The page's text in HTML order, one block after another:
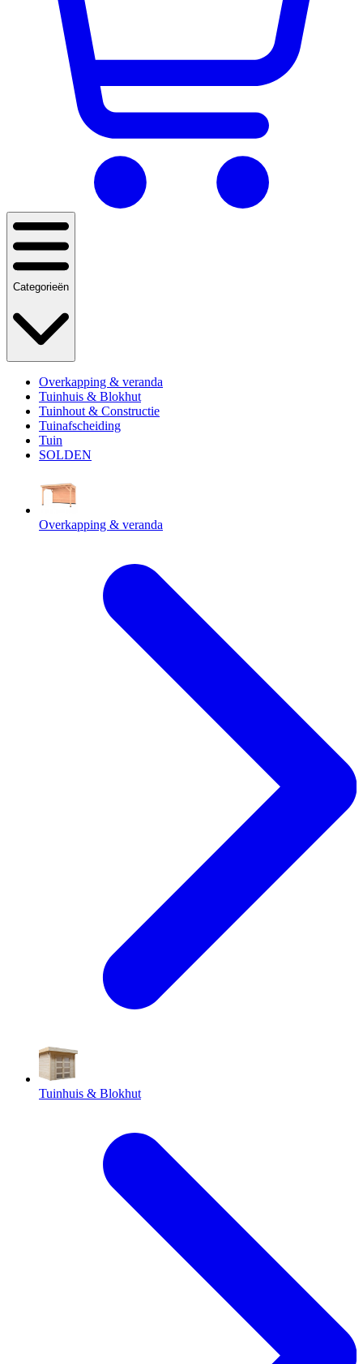
Categorieën
Overkapping & veranda
Tuinhuis & Blokhut
Tuinhout & Constructie
Tuinafscheiding
Tuin
SOLDEN
Overkapping & veranda
Tuinhuis & Blokhut